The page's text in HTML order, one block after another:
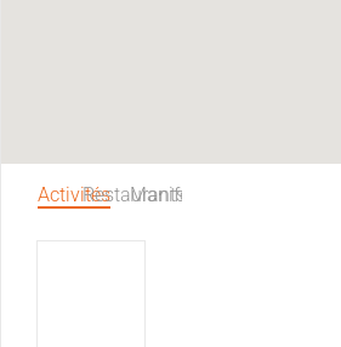
ActivitésRestaurantsManifestations